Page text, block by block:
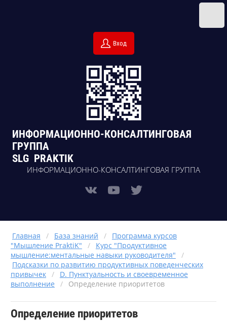
Вход
ИНФОРМАЦИОННО-КОНСАЛТИНГОВАЯ ГРУППА
ИНФОРМАЦИОННО-КОНСАЛТИНГОВАЯ
ГРУППА
SLG PRAKTIK
Главная / База знаний /
Программа курсов
"Мышление PraktiK"
/
Курс "Продуктивное
мышление:ментальные навыки руководителя"
/
Подсказки по развитию продуктивных поведенческих
привычек /
D. Пунктуальность и своевременное
выполнение
/ Определение приоритетов
Определение приоритетов